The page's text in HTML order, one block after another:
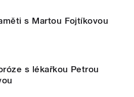
s Martou Fojtíkovou
s lékařkou Petrou